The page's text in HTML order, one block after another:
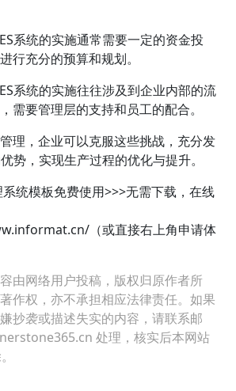
系统的实施通常需要一定的资金投
行充分的预算和规划。
系统的实施往往涉及到企业内部的流
需要管理层的支持和员工的配合。
理，企业可以克服这些挑战，充分发
势，实现生产过程的优化与提升。
系统模板免费使用>>>无需下载，在线
（或直接右上角申请体
由网络用户投稿，版权归原作者所
作权，亦不承担相应法律责任。如果
抄袭或描述失实的内容，请联系邮
处理，核实后本网站